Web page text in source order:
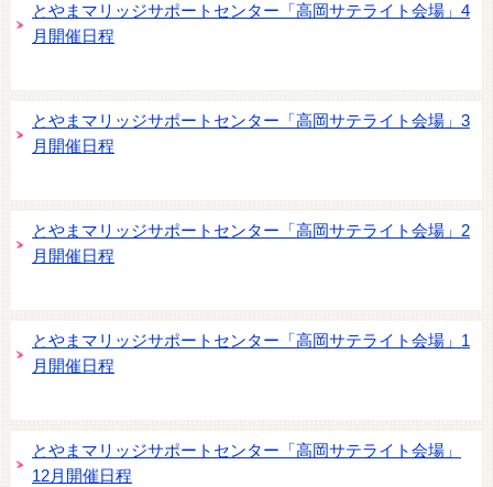
とやまマリッジサポートセンター「高岡サテライト会場」4
月開催日程
とやまマリッジサポートセンター「高岡サテライト会場」3
月開催日程
とやまマリッジサポートセンター「高岡サテライト会場」2
月開催日程
とやまマリッジサポートセンター「高岡サテライト会場」1
月開催日程
とやまマリッジサポートセンター「高岡サテライト会場」
12月開催日程